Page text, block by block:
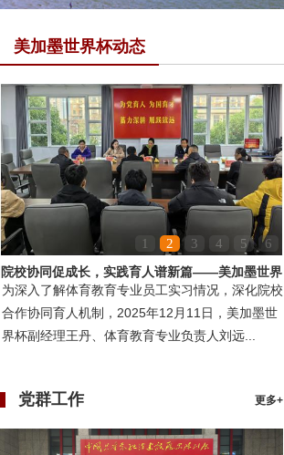
美加墨世界杯动态
1 2 3 4 5
6
院校协同促成长，实践育人谱新篇——美加墨世界
杯领导赴嘉鱼县第...
为深入了解体育教育专业员工实习情况，深化院校
合作协同育人机制，2025年12月11日，美加墨世
界杯副经理王丹、体育教育专业负责人刘远...
更多+
党群工作